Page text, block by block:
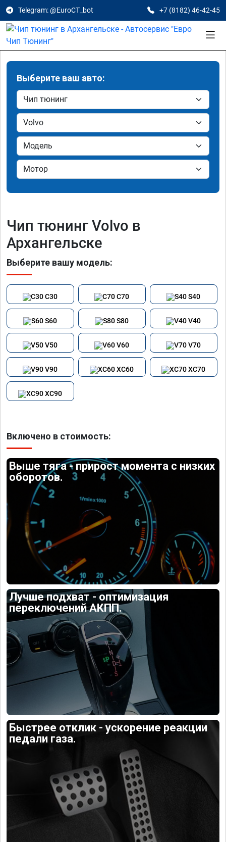
Telegram: @EuroCT_bot +7 (8182) 46-42-45
Выберите ваш авто:
Чип тюнинг Volvo в
Архангельске
Выберите вашу модель:
C30 C70 S40
S60 S80 V40
V50 V60 V70
V90 XC60 XC70
XC90
Включено в стоимость:
Выше тяга - прирост момента с низких
оборотов.
Лучше подхват - оптимизация
переключений АКПП.
Быстрее отклик - ускорение реакции
педали газа.